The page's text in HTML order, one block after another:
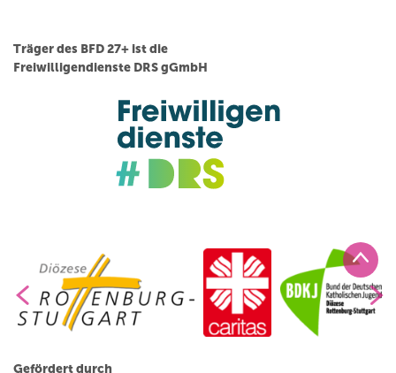
Träger des BFD 27+ ist die
Freiwilligendienste DRS gGmbH
Gefördert durch